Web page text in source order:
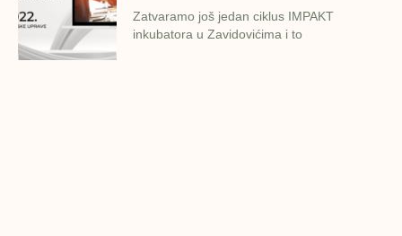
Zatvaramo još jedan ciklus IMPAKT
inkubatora u Zavidovićima i to